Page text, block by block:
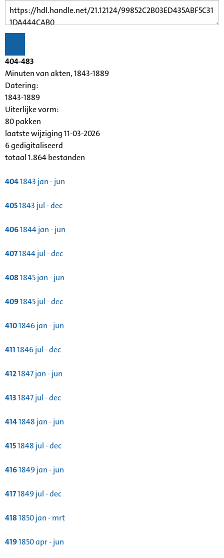
404-483
Minuten van akten, 1843-1889
Datering:
1843-1889
Uiterlijke vorm:
80 pakken
laatste wijziging 11-03-2026
6 gedigitaliseerd
totaal 1.864 bestanden
4041843 jan - jun
4051843 jul - dec
4061844 jan - jun
4071844 jul - dec
4081845 jan - jun
4091845 jul - dec
4101846 jan - jun
4111846 jul - dec
4121847 jan - jun
4131847 jul - dec
4141848 jan - jun
4151848 jul - dec
4161849 jan - jun
4171849 jul - dec
4181850 jan - mrt
4191850 apr - jun